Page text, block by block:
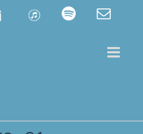
ITunes Spotify